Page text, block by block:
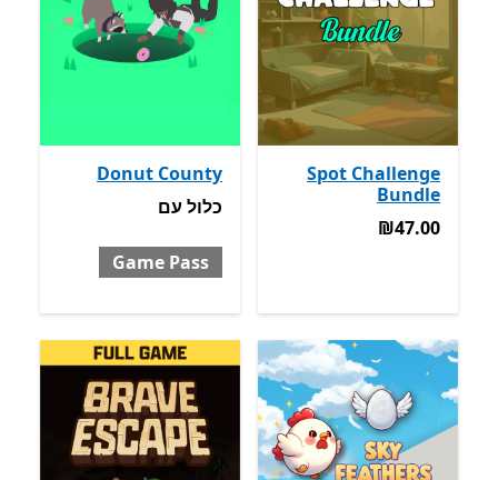
Spot Challenge
Bundle
‪₪47.00‬
‪₪47.00‬
Donut County
כלול עם Game Pass
כלול עם
Game Pass